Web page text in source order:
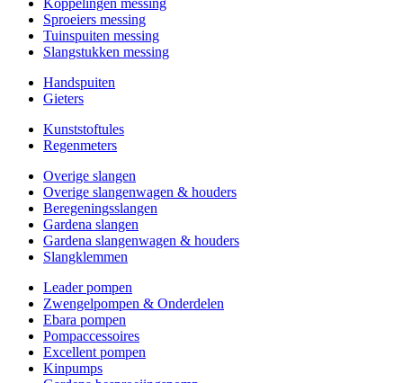
Koppelingen messing
Sproeiers messing
Tuinspuiten messing
Slangstukken messing
Handspuiten
Gieters
Kunststoftules
Regenmeters
Overige slangen
Overige slangenwagen & houders
Beregeningsslangen
Gardena slangen
Gardena slangenwagen & houders
Slangklemmen
Leader pompen
Zwengelpompen & Onderdelen
Ebara pompen
Pompaccessoires
Excellent pompen
Kinpumps